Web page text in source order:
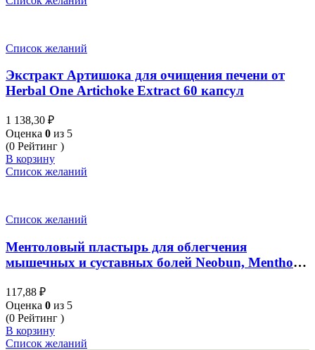
Список желаний
Экстракт Артишока для очищения печени от
Herbal One Artichoke Extract 60 капсул
1 138,30 ₽
Оценка 0 из 5
(0 Рейтинг )
В корзину
Список желаний
Список желаний
Ментоловый пластырь для облегчения
мышечных и суставных болей Neobun, Menthol
117,88 ₽
Оценка 0 из 5
(0 Рейтинг )
В корзину
Список желаний